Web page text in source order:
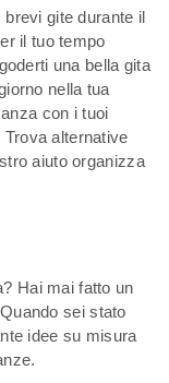
gite durante il
il tuo tempo
una bella gita
nella tua
con i tuoi
alternative
aiuto organizza
Hai mai fatto un
sei stato
idee su misura